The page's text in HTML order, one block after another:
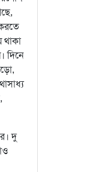
থাকা
দিনে
দু